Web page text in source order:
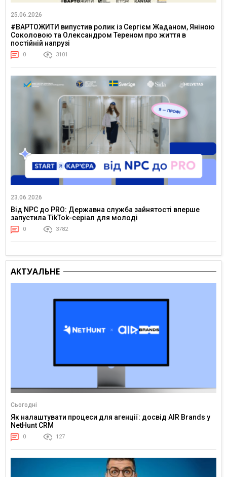
25.06.2026
#ВАРТОЖИТИ випустив ролик із Сергієм Жаданом, Яніною
Соколовою та Олександром Тереном про життя в
постійній напрузі
0 3101
23.06.2026
Від NPC до PRO: Державна служба зайнятості вперше
запустила TikTok-серіал для молоді
0 3782
АКТУАЛЬНЕ
Сьогодні
Як налаштувати процеси для агенції: досвід AIR Brands у
NetHunt CRM
0 127